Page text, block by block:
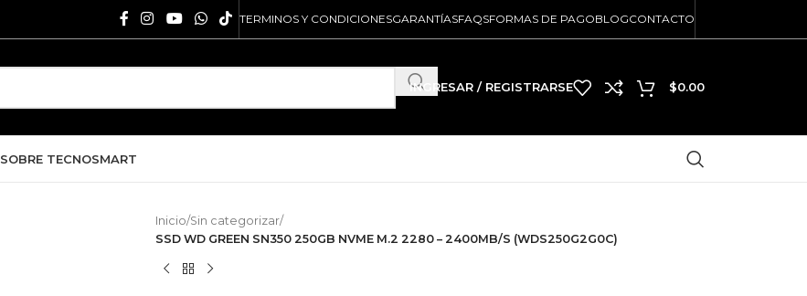
TERMINOS Y CONDICIONESGARANTÍASFAQSFORMAS DE PAGOBLOGCONTACTO
INGRESAR / REGISTRARSE $0.00
SOBRE TECNOSMART
Inicio/Sin categorizar/
SSD WD GREEN SN350 250GB NVME M.2 2280 – 2400MB/S (WDS250G2G0C)